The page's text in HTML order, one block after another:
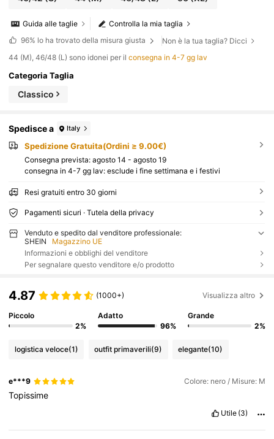
Controlla la mia taglia
Guida alle taglie
96% lo ha trovato della misura giusta
Non è la tua taglia? Dicci
44 (M), 46/48 (L) sono idonei per ilconsegna in 4-7 gg lav
Categoria Taglia
Classico
Spedisce a Italy
Spedizione Gratuita(Ordini ≥ 9.00€)
Consegna prevista: agosto 14 - agosto 19
consegna in 4-7 gg lav: esclude i fine settimana e i festivi
Resi gratuiti entro 30 giorni
Pagamenti sicuri · Tutela della privacy
Venduto e spedito dal venditore professionale:
SHEIN
Magazzino UE
Informazioni e obblighi del venditore
Per segnalare questo venditore e/o prodotto
4.87 (1000+) Visualizza altro
Piccolo
2%
Adatto
96%
Grande
2%
logistica veloce(1) outfit primaverili(9) elegante(10)
e***9 Colore: nero / Misure: M
Topissime
Utile (3)